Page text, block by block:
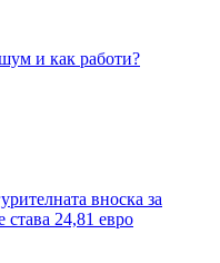
и как работи?
вноска за
става 24,81 евро